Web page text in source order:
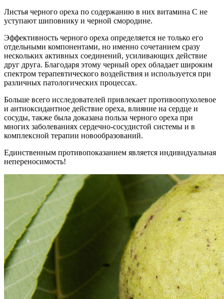
Листья черного ореха по содержанию в них витамина С не
уступают шиповнику и черной смородине.
Эффективность черного ореха определяется не только его
отдельными компонентами, но именно сочетанием сразу
нескольких активных соединений, усиливающих действие
друг друга. Благодаря этому черный орех обладает широким
спектром терапевтического воздействия и используется при
различных патологических процессах.
Больше всего исследователей привлекает противоопухолевое
и антиоксидантное действие ореха, влияние на сердце и
сосуды, также была доказана польза черного ореха при
многих заболеваниях сердечно-сосудистой системы и в
комплексной терапии новообразований.
Единственным противопоказанием является индивидуальная
непереносимость!